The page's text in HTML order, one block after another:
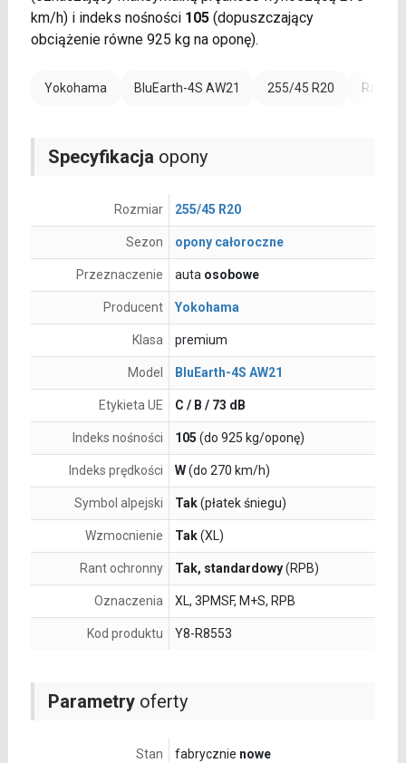
km/h) i indeks nośności 105(dopuszczający
obciążenie równe 925 kg na oponę).
Yokohama BluEarth-4S AW21 255/45 R20 Rant
Parametryoferty
Stan fabrycznie nowe
Specyfikacja opony
Rozmiar 255/45 R20
Sezon opony całoroczne
Przeznaczenie auta osobowe
Producent Yokohama
Klasa premium
Model BluEarth-4S AW21
Etykieta UE C / B / 73 dB
Indeks nośności 105 (do 925 kg/oponę)
Indeks prędkości W(do 270 km/h)
Symbol alpejski Tak(płatek śniegu)
Wzmocnienie Tak(XL)
Rant ochronny Tak, standardowy(RPB)
Oznaczenia XL, 3PMSF, M+S, RPB
Kod produktu Y8-R8553